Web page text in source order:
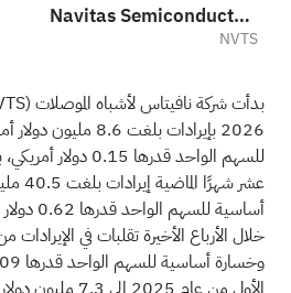
Navitas Semiconductor Corp Ordinary Shares - Class A
NVTS
بدأت شركة نافيتاس لأشباه الموصلات
2026 بإيرادات بلغت
للسهم الواحد قدرها
عشر
أساسية